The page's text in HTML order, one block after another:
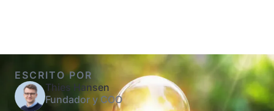
ESCRITO POR
Thies Hansen
Fundador y COO